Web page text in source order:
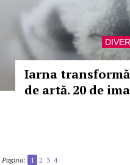
Iarna
de artă. 20 de
Pagina: 1 2 3 4